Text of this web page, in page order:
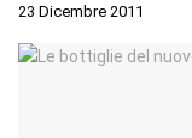
23 Dicembre 2011